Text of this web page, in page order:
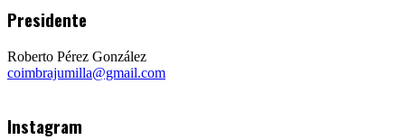
Presidente
Roberto Pérez González
coimbrajumilla@gmail.com
Instagram